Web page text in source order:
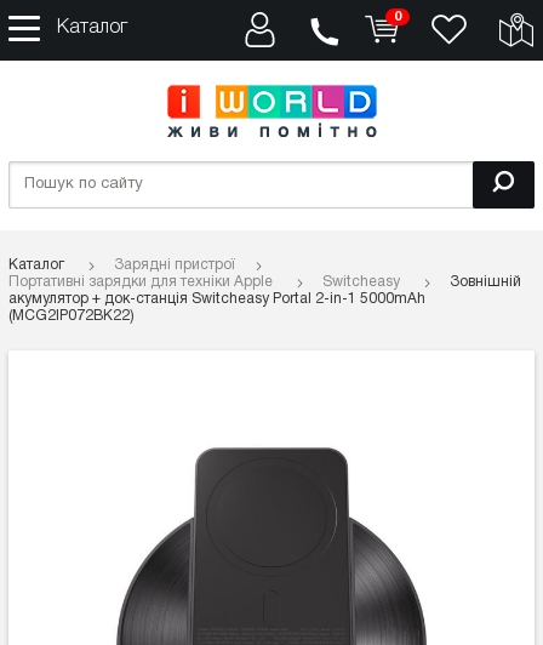
Каталог
0
Каталог
Зарядні пристрої
Портативні зарядки для техніки Apple
Switcheasy
Зовнішній
акумулятор + док-станція Switcheasy Portal 2-in-1 5000mAh
(MCG2IP072BK22)